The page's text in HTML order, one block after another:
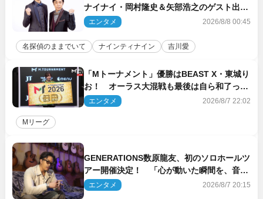
ナイナイ・岡村隆史＆矢部浩之のゲスト出演
が決定！
エンタメ 2026/8/8 00:45
名探偵のままでいて ナインティナイン 吉川愛
「Mトーナメント」優勝はBEAST X・東城り
お！ オーラス大混戦も最後は自ら和了って
幕引き
エンタメ 2026/8/7 22:02
Mリーグ
GENERATIONS数原龍友、初のソロホールツ
アー開催決定！ 「心が動いた瞬間を、音に
乗せてお届けできれば」
エンタメ 2026/8/7 20:15